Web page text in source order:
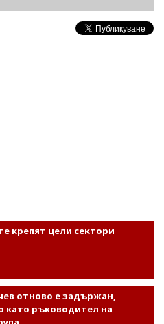
крепят цели сектори
отново е задържан,
като ръководител на